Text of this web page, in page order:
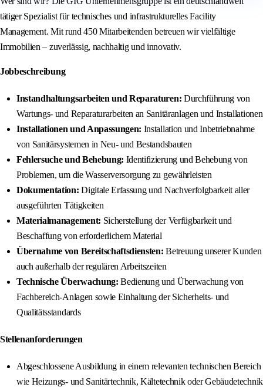
tätiger Spezialist für technisches und infrastrukturelles Facility
Management. Mit rund 450 Mitarbeitenden betreuen wir vielfältige
Immobilien – zuverlässig, nachhaltig und innovativ.
Jobbeschreibung
Instandhaltungsarbeiten und Reparaturen: Durchführung von
Wartungs- und Reparaturarbeiten an Sanitäranlagen und Installationen
Installationen und Anpassungen: Installation und Inbetriebnahme
von Sanitärsystemen in Neu- und Bestandsbauten
Fehlersuche und Behebung: Identifizierung und Behebung von
Problemen, um die Wasserversorgung zu gewährleisten
Dokumentation: Digitale Erfassung und Nachverfolgbarkeit aller
ausgeführten Tätigkeiten
Materialmanagement: Sicherstellung der Verfügbarkeit und
Beschaffung von erforderlichem Material
Übernahme von Bereitschaftsdiensten: Betreuung unserer Kunden
auch außerhalb der regulären Arbeitszeiten
Technische Überwachung: Bedienung und Überwachung von
Fachbereich-Anlagen sowie Einhaltung der Sicherheits- und
Qualitätsstandards
Stellenanforderungen
Abgeschlossene Ausbildung in einem relevanten technischen Bereich
wie Heizungs- und Sanitärtechnik, Kältetechnik oder Gebäudetechnik